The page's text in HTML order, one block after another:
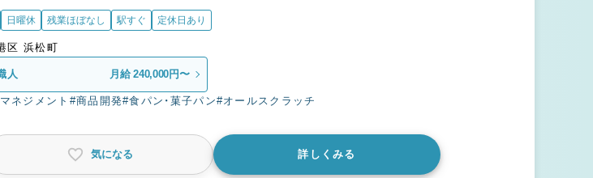
日曜休 残業ほぼなし 駅すぐ 定休日あり
東京都 港区 浜松町
人 月給 240,000円〜
ネジメント #商品開発#食パン・菓子パン#オールスクラッチ
気になる 詳しくみる